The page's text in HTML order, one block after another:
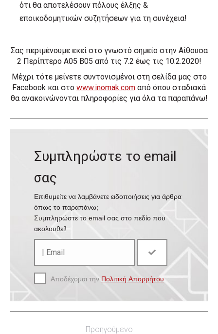
ότι θα αποτελέσουν πόλους έλξης &
εποικοδομητικών συζητήσεων για τη συνέχεια!
Σας περιμένουμε εκεί στο γνωστό σημείο στην Αίθουσα
2 Περίπτερο Α05 Β05 από τις 7.2 έως τις 10.2.2020!
Μέχρι τότε μείνετε συντονισμένοι στη σελίδα μας στο
Facebook και στο www.inomak.com από όπου σταδιακά
θα ανακοινώνονται πληροφορίες για όλα τα παραπάνω!
Συμπληρώστε το email
σας
Επιθυμείτε να λαμβάνετε ειδοποιήσεις για άρθρα
όπως το παραπάνω;
Συμπληρώστε το email σας στο πεδίο που
ακολουθεί!
Αποδέχομαι την Πολιτική Απορρήτου
Προηγούμενο